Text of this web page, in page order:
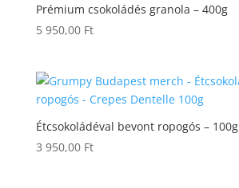
Prémium csokoládés granola – 400g
5 950,00 Ft
Étcsokoládéval bevont ropogós – 100g
3 950,00 Ft